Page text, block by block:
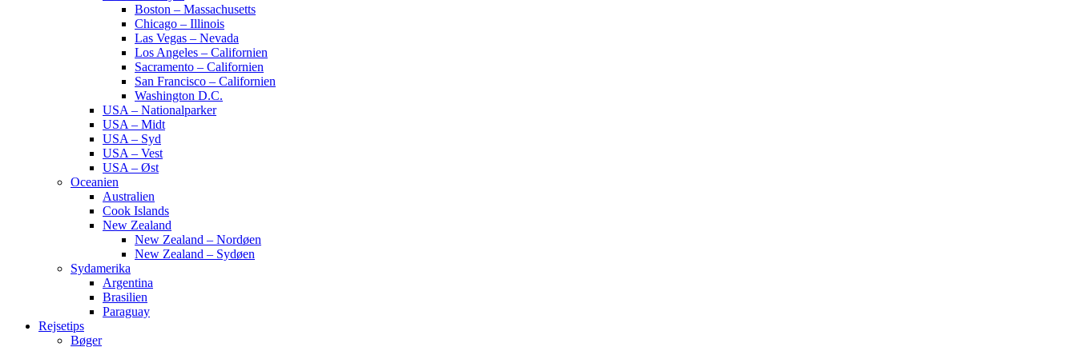
Boston – Massachusetts
Chicago – Illinois
Las Vegas – Nevada
Los Angeles – Californien
Sacramento – Californien
San Francisco – Californien
Washington D.C.
USA – Nationalparker
USA – Midt
USA – Syd
USA – Vest
USA – Øst
Oceanien
Australien
Cook Islands
New Zealand
New Zealand – Nordøen
New Zealand – Sydøen
Sydamerika
Argentina
Brasilien
Paraguay
Rejsetips
Bøger